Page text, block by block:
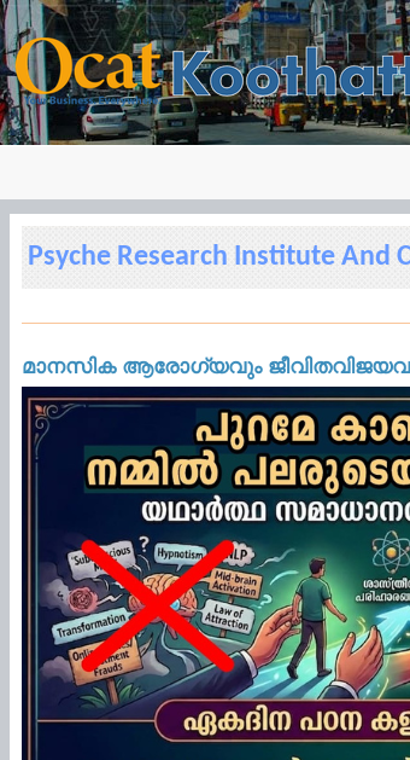
Psyche Research Institute And
മാനസിക ആരോഗ്യവും